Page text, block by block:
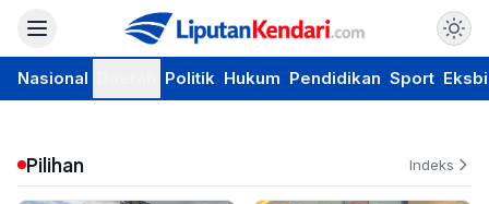
Nasional Politik Hukum Pendidikan Sport
Pilihan Indeks